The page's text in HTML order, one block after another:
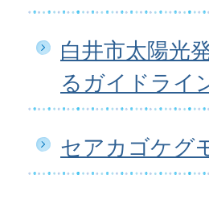
白井市太陽光
るガイドライ
セアカゴケグ